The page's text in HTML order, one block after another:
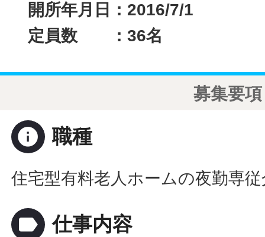
開所年月日：2016/7/1
定員数 ：36名
募集要項
info 職種
住宅型有料老人ホームの夜勤専
label 仕事内容